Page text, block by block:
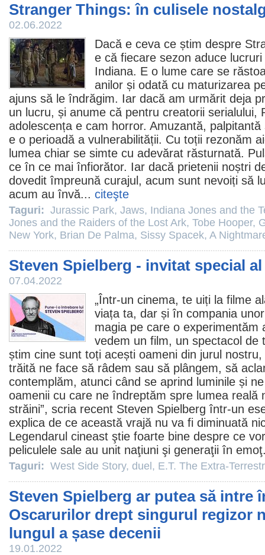
Stranger Things: în culisele
02.06.2022
Dacă e ceva ce știm despre
e că fiecare sezon aduce
Indiana. E o lume care se
anilor și odată cu maturizarea
ajuns să le îndrăgim. Iar dacă am urmărit deja
un lucru, și anume că pentru creatorii serialului,
adolescența e cam horror. Amuzantă,
e o perioadă a vulnerabilității. Cu toții rezonăm
lumea chiar se simte cu adevărat răsturnată.
ce în ce mai înfiorător. Iar dacă prietenii noștri
dovedit împreună curajul, acum sunt nevoiți să
acum au învă... citeşte
Taguri: Jurassic Park, Jaws, Indiana Jones and the
Jones and the Raiders of the Lost Ark, Tobe Hooper,
New York, Brian De Palma, Sissy Spacek, A
Steven Spielberg - invitat special al
07.04.2022
„Într-un cinema, te uiți la filme
viața ta, dar și în compania
magia pe care o experimentăm
vedem un film, un spectacol de
știm cine sunt toți acești oameni din jurul
trăită ne face să râdem sau să plângem, să
contemplăm, atunci când se aprind luminile și
oamenii cu care ne îndreptăm spre lumea reală
străini”, scria recent Steven Spielberg într-un
explica de ce această vrajă nu va fi diminuată
Legendarul cineast ştie foarte bine despre ce
peliculele sale au unit naţiuni şi generaţii în
Taguri: West Side Story, duel , E.T. The Extra-
Steven Spielberg ar putea să intre
Oscarurilor drept singurul regizor
lungul a șase decenii
19.01.2022